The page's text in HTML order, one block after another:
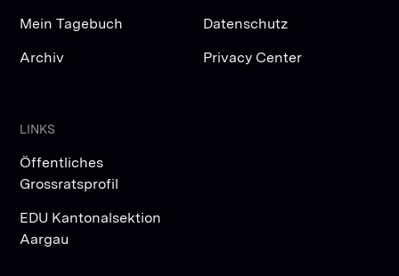
Mein Tagebuch
Archiv
Datenschutz
Privacy Center
LINKS
Öffentliches
Grossratsprofil
EDU Kantonalsektion
Aargau